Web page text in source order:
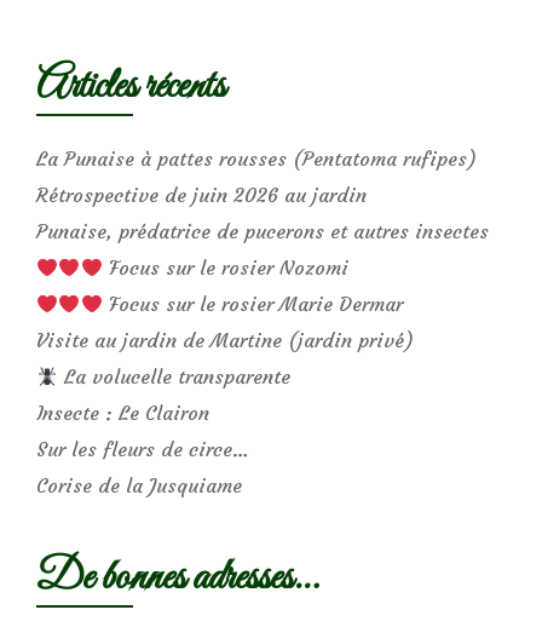
Articles récents
La Punaise à pattes rousses (Pentatoma rufipes)
Rétrospective de juin 2026 au jardin
Punaise, prédatrice de pucerons et autres insectes
Focus sur le rosier Nozomi
Focus sur le rosier Marie Dermar
Visite au jardin de Martine (jardin privé)
La volucelle transparente
Insecte : Le Clairon
Sur les fleurs de circe…
Corise de la Jusquiame
De bonnes adresses…